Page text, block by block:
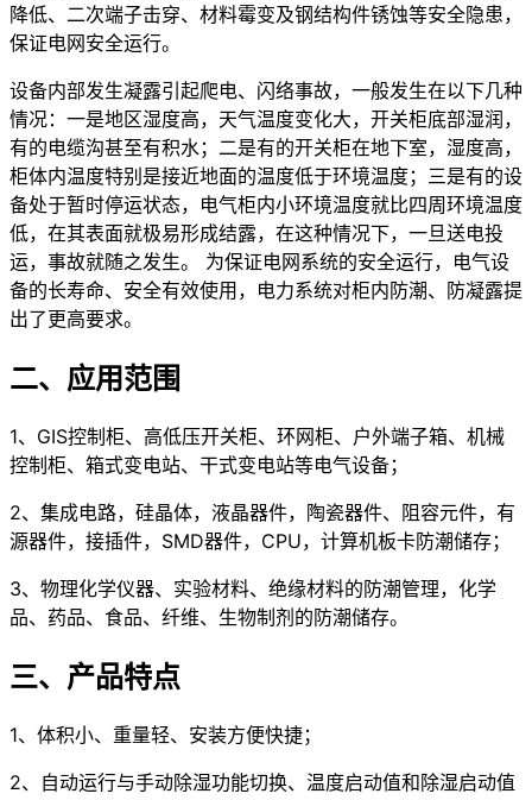
降低、二次端子击穿、材料霉变及钢结构件锈蚀等安全隐患，
保证电网安全运行。
设备内部发生凝露引起爬电、闪络事故，一般发生在以下几种
情况：一是地区湿度高，天气温度变化大，开关柜底部湿润，
有的电缆沟甚至有积水；二是有的开关柜在地下室，湿度高，
柜体内温度特别是接近地面的温度低于环境温度；三是有的设
备处于暂时停运状态，电气柜内小环境温度就比四周环境温度
低，在其表面就极易形成结露，在这种情况下，一旦送电投
运，事故就随之发生。 为保证电网系统的安全运行，电气设
备的长寿命、安全有效使用，电力系统对柜内防潮、防凝露提
出了更高要求。
二、应用范围
1、GIS控制柜、高低压开关柜、环网柜、户外端子箱、机械
控制柜、箱式变电站、干式变电站等电气设备；
2、集成电路，硅晶体，液晶器件，陶瓷器件、阻容元件，有
源器件，接插件，SMD器件，CPU，计算机板卡防潮储存；
3、物理化学仪器、实验材料、绝缘材料的防潮管理，化学
品、药品、食品、纤维、生物制剂的防潮储存。
三、产品特点
1、体积小、重量轻、安装方便快捷；
2、自动运行与手动除湿功能切换、温度启动值和除湿启动值